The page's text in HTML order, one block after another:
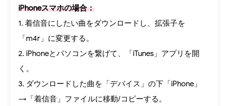
iPhoneスマホの場合：
1. 着信音にしたい曲をダウンロードし、拡張子を
「m4r」に変更する。
2. iPhoneとパソコンを繋げて、「iTunes」アプリを開
く。
3. ダウンロードした曲を「デバイス」の下「iPhone」
→「着信音」ファイルに移動/コピーする。